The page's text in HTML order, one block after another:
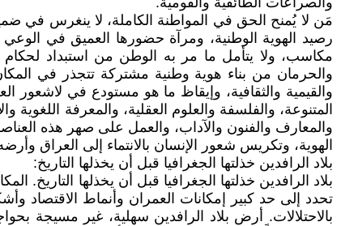
مَن لا يُمنح الحق في المواطنة الكاملة، لا ينغرس في
رصيد الهوية الوطنية، ومرآة حضورها العميق في الوعي
مكاسب، ولا يتأمل ما مر به الوطن من استبداد لحكام
والحرمان من بناء هوية وطنية مشتركة تتجذر في
والقيمية والثقافية، وإيقاظ ما هو مستودع في لاشعور
المتنوعة، والفلسفة والعلوم العقلية، والمعرفة
والمعارف والفنون والآداب، والعمل على صهر هذه
الهوية، وتكريس شعور الإنسان بالانتماء إلى العراق
بلاد الرافدين خذلتها الجغرافيا قبل أن يخذلها التاريخ:
بلاد الرافدين خذلتها الجغرافيا قبل أن يخذلها
تحدد إلى حد كبير إمكانات العمران وأنماط الاقتصاد
بالاحتلالات. أرض بلاد الرافدين سهلية، غير مسيجة